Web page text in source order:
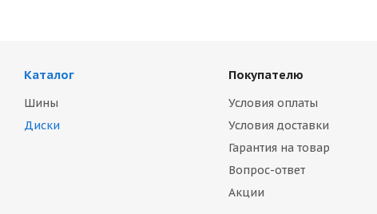
Каталог
Шины
Диски
Покупателю
Условия оплаты
Условия доставки
Гарантия на товар
Вопрос-ответ
Акции